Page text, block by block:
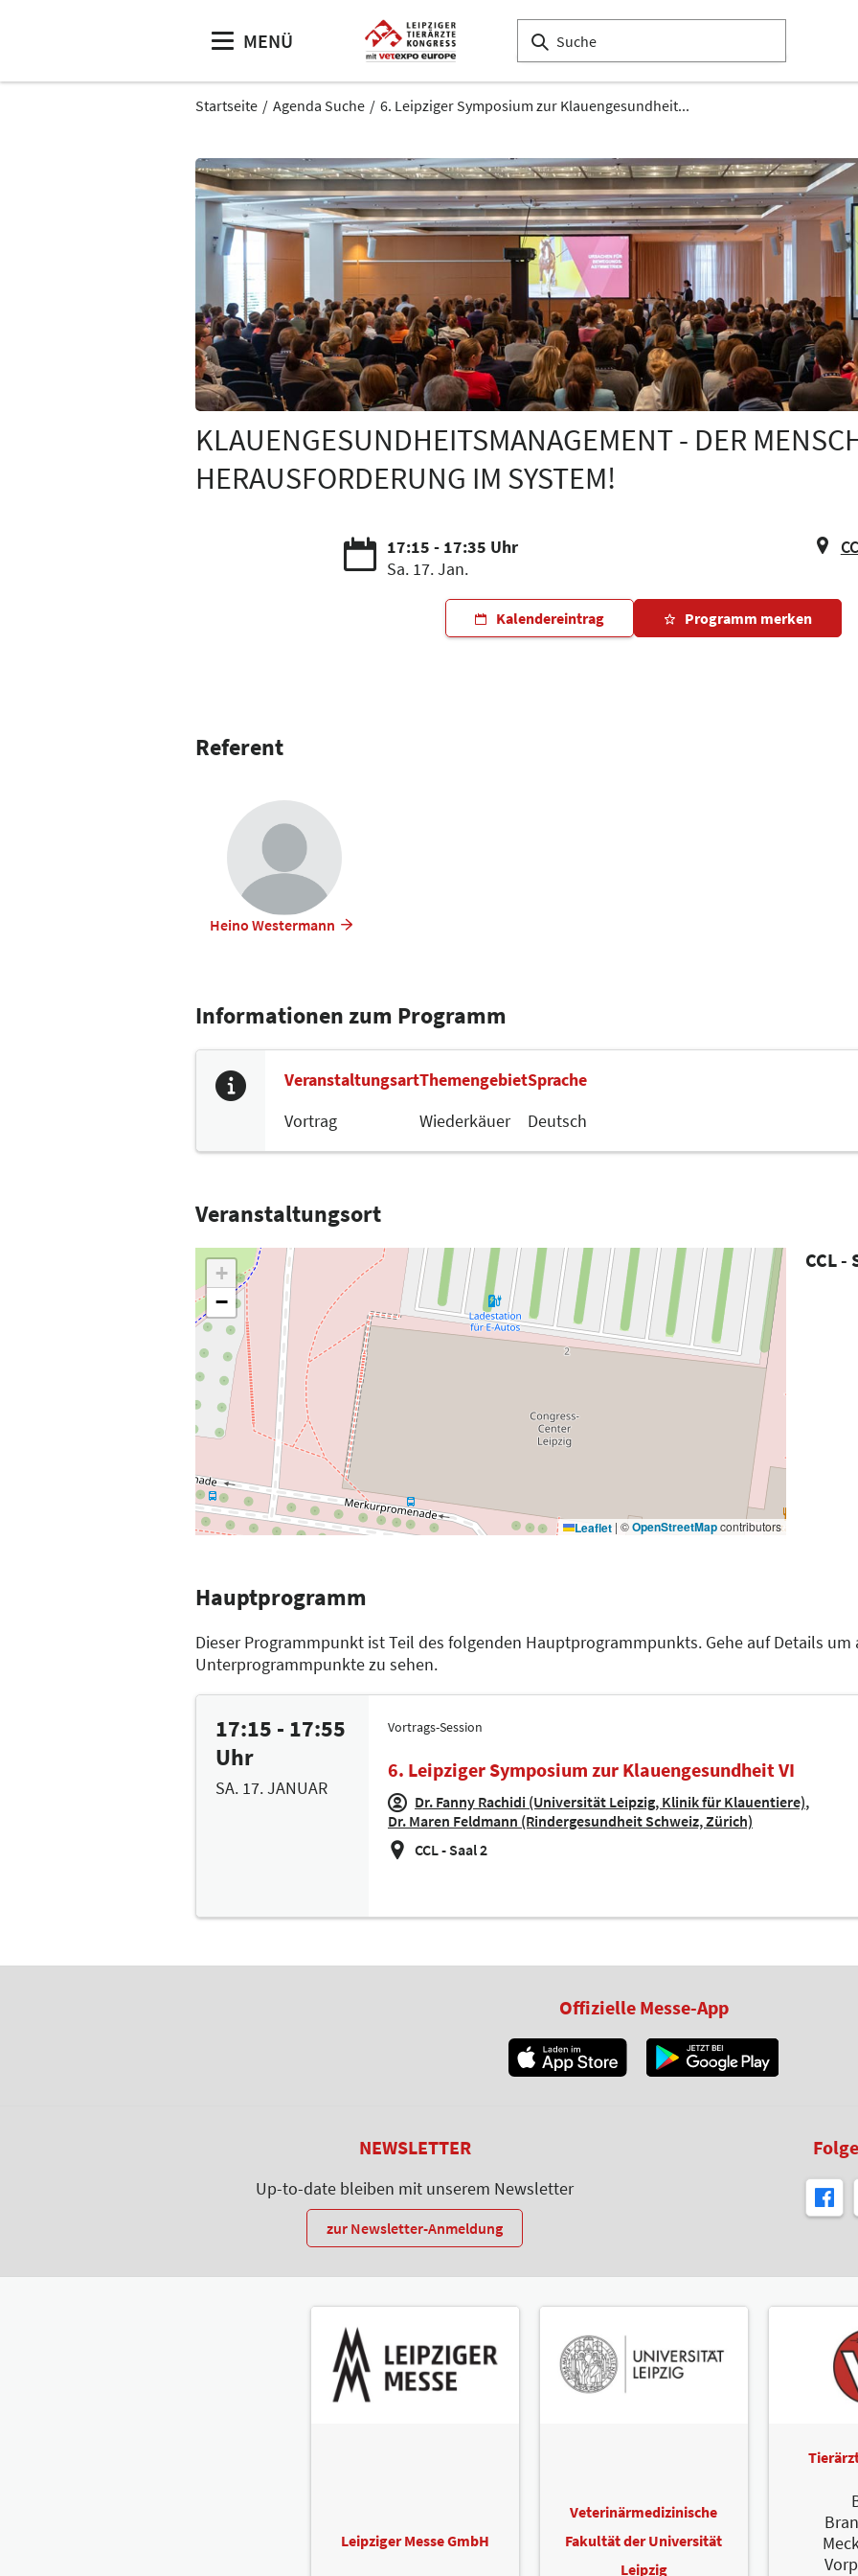
MENÜ
Startseite Agenda Suche 6. Leipziger Symposium zur Klauengesundheit...
KLAUENGESUNDHEITSMANAGEMENT - DER
HERAUSFORDERUNG IM SYSTEM!
17:15 - 17:35 Uhr
Sa. 17. Jan.
Kalendereintrag Programm merken
Referent
Heino Westermann
Informationen zum Programm
Veranstaltungsart
Vortrag
Themengebiet
Wiederkäuer
Sprache
Deutsch
Veranstaltungsort
+
−
Leaflet | ©OpenStreetMapcontributors
CCL -
Hauptprogramm
Dieser Programmpunkt ist Teil des folgenden Hauptprogrammpunkts. Gehe auf Details um
Unterprogrammpunkte zu sehen.
17:15 - 17:55
Uhr
SA. 17. JANUAR
Vortrags-Session
6. Leipziger Symposium zur Klauengesundheit VI
Dr. Fanny Rachidi (Universität Leipzig, Klinik für Klauentiere)
Dr. Maren Feldmann (Rindergesundheit Schweiz, Zürich)
CCL - Saal 2
Offizielle Messe-App
NEWSLETTER
Up-to-date bleiben mit unserem Newsletter
zur Newsletter-Anmeldung
Leipziger Messe GmbH
Veterinärmedizinische
Fakultät der Universität
Leipzig